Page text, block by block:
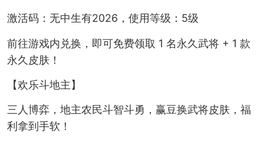
激活码：无中生有2026，使用等级：5级
前往游戏内兑换，即可免费领取 1 名永久武将 + 1 款
永久皮肤！
【欢乐斗地主】
三人博弈，地主农民斗智斗勇，赢豆换武将皮肤，福
利拿到手软！